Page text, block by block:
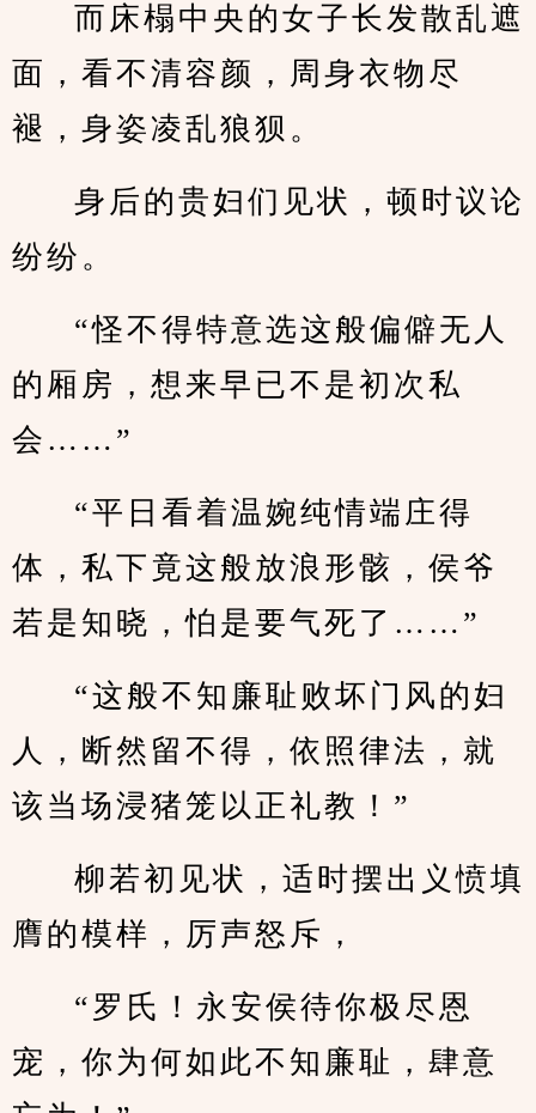
而床榻中央的女子长发散乱遮
面，看不清容颜，周身衣物尽
褪，身姿凌乱狼狈。
身后的贵妇们见状，顿时议论
纷纷。
“怪不得特意选这般偏僻无人
的厢房，想来早已不是初次私
会……”
“平日看着温婉纯情端庄得
体，私下竟这般放浪形骸，侯爷
若是知晓，怕是要气死了……”
“这般不知廉耻败坏门风的妇
人，断然留不得，依照律法，就
该当场浸猪笼以正礼教！”
柳若初见状，适时摆出义愤填
膺的模样，厉声怒斥，
“罗氏！永安侯待你极尽恩
宠，你为何如此不知廉耻，肆意